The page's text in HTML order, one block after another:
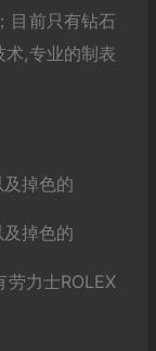
目前只有钻石
术,专业的制表
及掉色的
及掉色的
劳力士ROLEX